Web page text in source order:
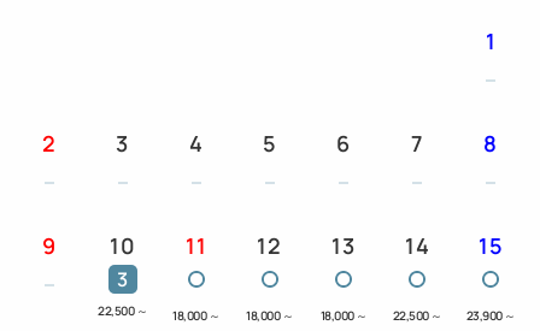
1
2 3 4 5 6 7 8
9 10
3
22,500 ～
11
18,000 ～
12
18,000 ～
13
18,000 ～
14
22,500 ～
15
23,900 ～